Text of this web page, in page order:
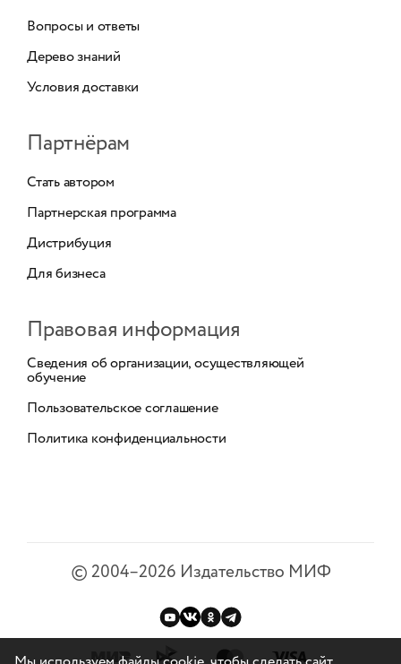
Вопросы и ответы
Дерево знаний
Условия доставки
Партнёрам
Стать автором
Партнерская программа
Дистрибуция
Для бизнеса
Правовая информация
Сведения об организации, осуществляющей
обучение
Пользовательское соглашение
Политика конфиденциальности
©2004–2026 Издательство МИФ